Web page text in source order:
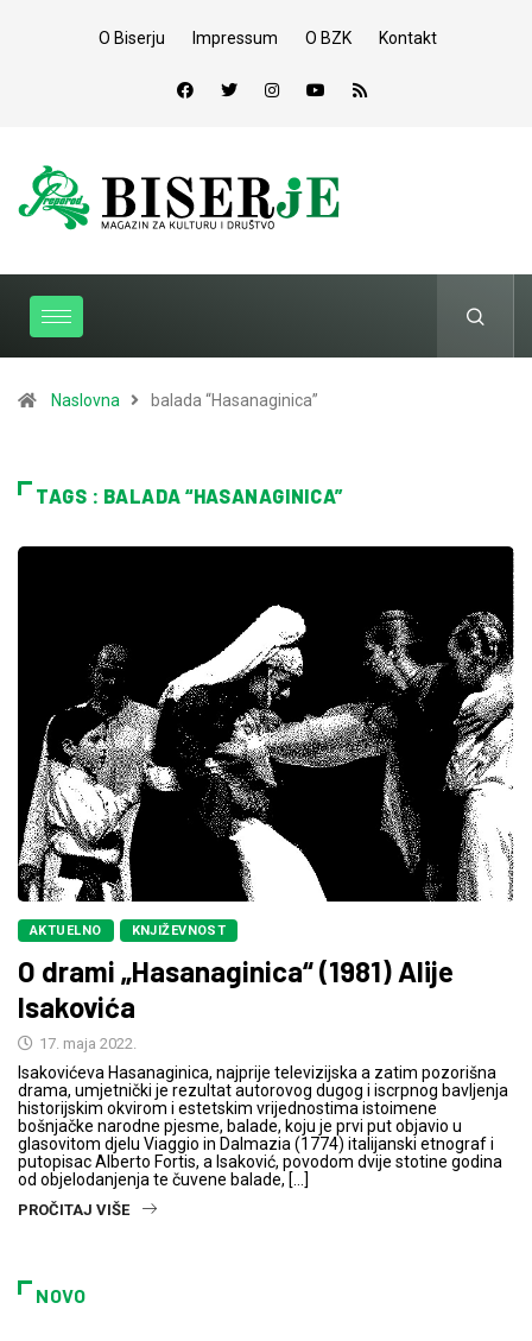
O Biserju Impressum O BZK Kontakt
Naslovna balada “Hasanaginica”
TAGS : BALADA “HASANAGINICA”
AKTUELNO KNJIŽEVNOST
O drami „Hasanaginica“ (1981) Alije
Isakovića
17. maja 2022.
Isakovićeva Hasanaginica, najprije televizijska a zatim pozorišna
drama, umjetnički je rezultat autorovog dugog i iscrpnog bavljenja
historijskim okvirom i estetskim vrijednostima istoimene
bošnjačke narodne pjesme, balade, koju je prvi put objavio u
glasovitom djelu Viaggio in Dalmazia (1774) italijanski etnograf i
putopisac Alberto Fortis, a Isaković, povodom dvije stotine godina
od objelodanjenja te čuvene balade, […]
PROČITAJ VIŠE
NOVO